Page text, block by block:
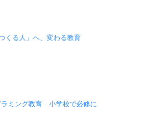
くる人」へ、変わる教育
ミング教育 小学校で必修に